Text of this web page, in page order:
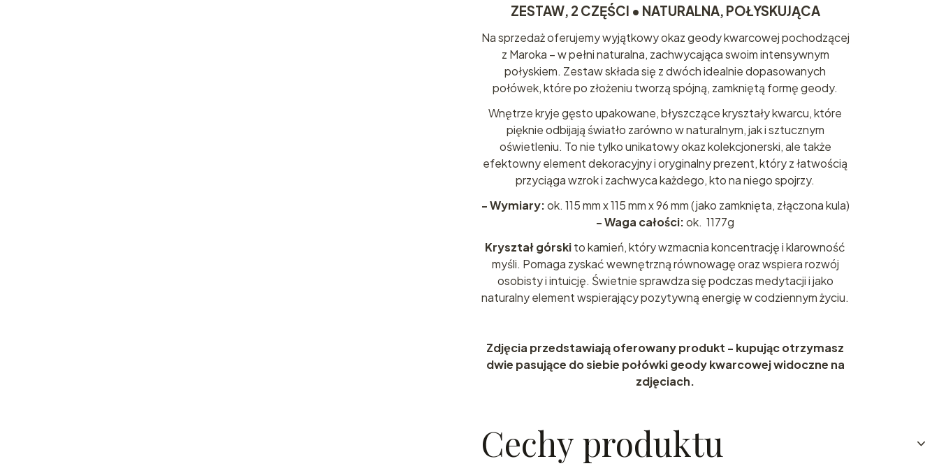
ZESTAW, 2 CZĘŚCI • NATURALNA, POŁYSKUJĄCA
Na sprzedaż oferujemy wyjątkowy okaz geody kwarcowej pochodzącej
z Maroka – w pełni naturalna, zachwycająca swoim intensywnym
połyskiem. Zestaw składa się z dwóch idealnie dopasowanych
połówek, które po złożeniu tworzą spójną, zamkniętą formę geody.
Wnętrze kryje gęsto upakowane, błyszczące kryształy kwarcu, które
pięknie odbijają światło zarówno w naturalnym, jak i sztucznym
oświetleniu. To nie tylko unikatowy okaz kolekcjonerski, ale także
efektowny element dekoracyjny i oryginalny prezent, który z łatwością
przyciąga wzrok i zachwyca każdego, kto na niego spojrzy.
- Wymiary:ok. 115 mm x 115 mm x 96 mm (jako zamknięta, złączona kula)
- Waga całości:ok. 1177g
Kryształ górskito kamień, który wzmacnia koncentrację i klarowność
myśli. Pomaga zyskać wewnętrzną równowagę oraz wspiera rozwój
osobisty i intuicję. Świetnie sprawdza się podczas medytacji i jako
naturalny element wspierający pozytywną energię w codziennym życiu.
Zdjęcia przedstawiają oferowany produkt - kupując otrzymasz
dwie pasujące do siebie połówki geody kwarcowej widoczne na
zdjęciach.
Cechy produktu